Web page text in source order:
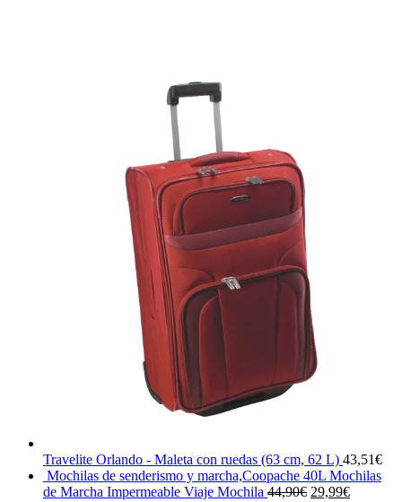
Travelite Orlando - Maleta con ruedas (63 cm, 62 L) 43,51€
Mochilas de senderismo y marcha,Coopache 40L Mochilas
de Marcha Impermeable Viaje Mochila 44,90€ El
29,99€El